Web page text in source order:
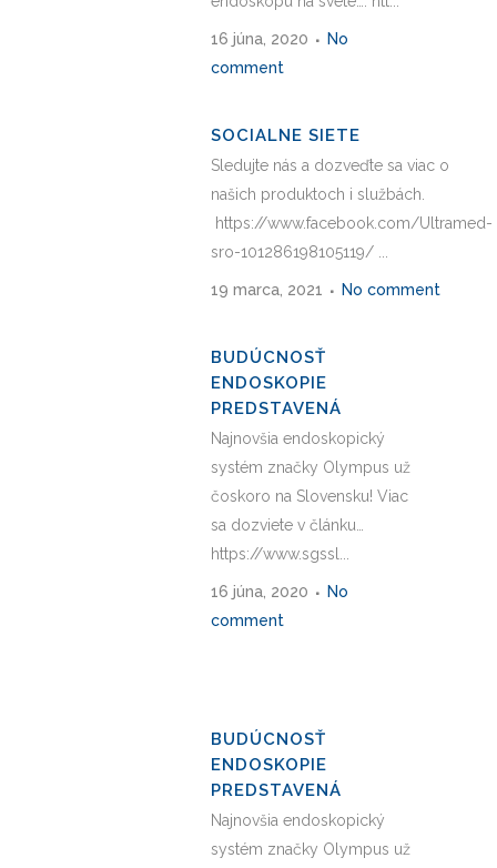
16 júna, 2020
No
comment
SOCIALNE SIETE
Sledujte nás a dozveďte sa viac o
našich produktoch i službách.
https://www.facebook.com/Ultramed-
sro-101286198105119/ ...
19 marca, 2021 No comment
BUDÚCNOSŤ
ENDOSKOPIE
PREDSTAVENÁ
Najnovšia endoskopický
systém značky Olympus už
čoskoro na Slovensku! Viac
sa dozviete v článku…
https://www.sgssl...
16 júna, 2020
No
comment
BUDÚCNOSŤ
ENDOSKOPIE
PREDSTAVENÁ
Najnovšia endoskopický
systém značky Olympus už